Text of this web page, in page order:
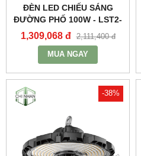
ĐÈN LED CHIẾU SÁNG
ĐƯỜNG PHỐ 100W - LST2-
100 - MPE
1,309,068 đ 2,111,400 đ
MUA NGAY
-38%